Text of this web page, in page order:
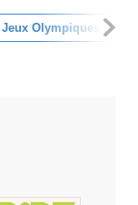
Jeux Olympiques